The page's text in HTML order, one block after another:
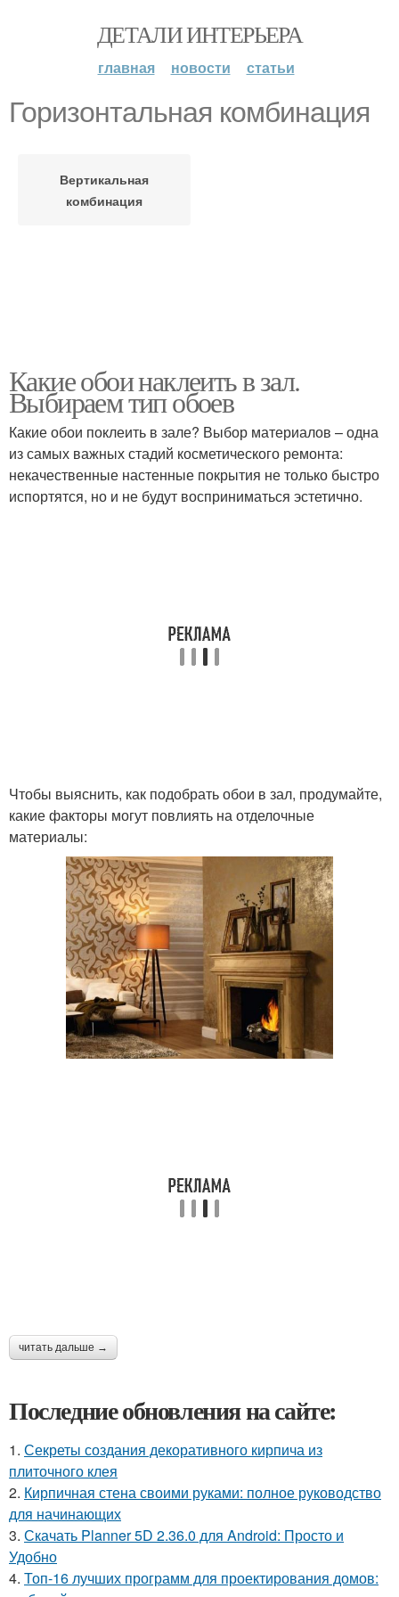
ДЕТАЛИ ИНТЕРЬЕРА
главная новости статьи
Горизонтальная комбинация
Вертикальная
комбинация
Какие обои наклеить в зал.
Выбираем тип обоев
Какие обои поклеить в зале? Выбор материалов – одна
из самых важных стадий косметического ремонта:
некачественные настенные покрытия не только быстро
испортятся, но и не будут восприниматься эстетично.
Чтобы выяснить, как подобрать обои в зал, продумайте,
какие факторы могут повлиять на отделочные
материалы:
читать дальше →
Последние обновления на сайте:
1. Секреты создания декоративного кирпича из
плиточного клея
2. Кирпичная стена своими руками: полное руководство
для начинающих
3. Скачать Planner 5D 2.36.0 для Android: Просто и
Удобно
4. Топ-16 лучших программ для проектирования домов: